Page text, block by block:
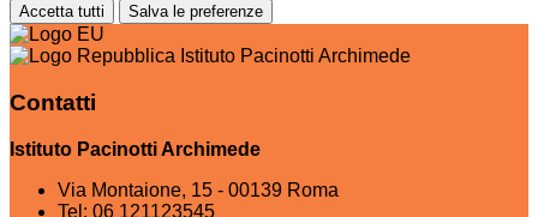
Accetta tutti Salva le preferenze
Istituto Pacinotti Archimede
Contatti
Istituto Pacinotti Archimede
Via Montaione, 15 - 00139 Roma
Tel: 06 121123545